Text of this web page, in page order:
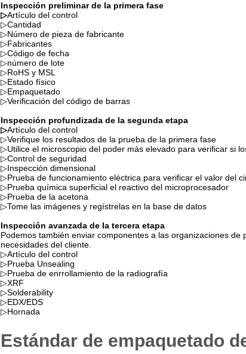
Inspección preliminar de la primera fase
▷Artículo del control
▷Cantidad
▷Número de pieza de fabricante
▷Fabricantes
▷Código de fecha
▷número de lote
▷RoHS y MSL
▷Estado físico
▷Empaquetado
▷Verificación del código de barras
Inspección profundizada de la segunda etapa
▷Artículo del control
▷Verifique los resultados de la prueba de la primera fase
▷Utilice el microscopio del poder más elevado para verificar si
▷Control de seguridad
▷Inspección dimensional
▷Prueba de funcionamiento eléctrica para verificar el valor del
▷Prueba química superficial el reactivo del microprocesador
▷Prueba de la acetona
▷Tome las imágenes y regístrelas en la base de datos
Inspección avanzada de la tercera etapa
Podemos también enviar componentes a las organizaciones
necesidades del cliente.
▷Artículo del control
▷Prueba Unsealing
▷Prueba de enrrollamiento de la radiografía
▷XRF
▷Solderability
▷EDX/EDS
▷Hornada
Estándar de empaquetado